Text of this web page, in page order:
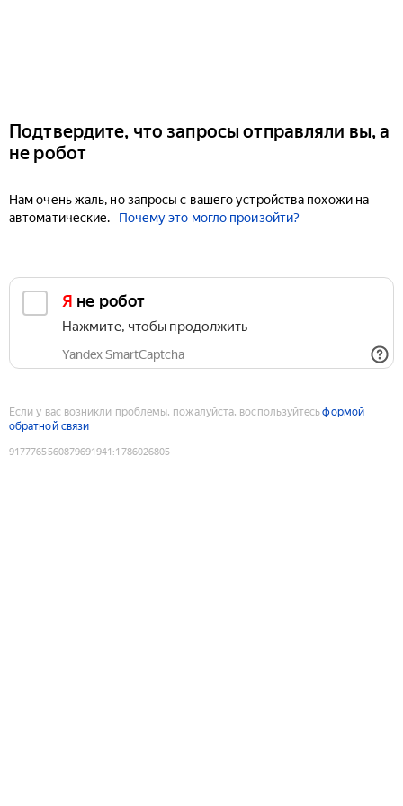
Подтвердите, что запросы отправляли вы, а
не робот
Нам очень жаль, но запросы с вашего устройства похожи на
автоматические.
Почему это могло произойти?
Я не робот
Нажмите, чтобы продолжить
Yandex SmartCaptcha
Если у вас возникли проблемы, пожалуйста, воспользуйтесьформой
обратной связи
9177765560879691941 :1786026805